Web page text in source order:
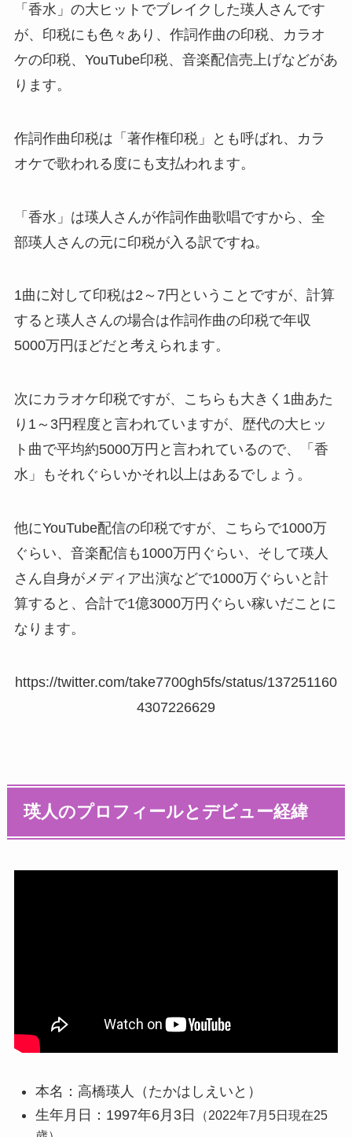
「香水」の大ヒットでブレイクした瑛人さんです
が、印税にも色々あり、作詞作曲の印税、カラオ
ケの印税、YouTube印税、音楽配信売上げなどがあ
ります。
作詞作曲印税は「著作権印税」とも呼ばれ、カラ
オケで歌われる度にも支払われます。
「香水」は瑛人さんが作詞作曲歌唱ですから、全
部瑛人さんの元に印税が入る訳ですね。
1曲に対して印税は2～7円ということですが、計算
すると瑛人さんの場合は作詞作曲の印税で年収
5000万円ほどだと考えられます。
次にカラオケ印税ですが、こちらも大きく1曲あた
り1～3円程度と言われていますが、歴代の大ヒッ
ト曲で平均約5000万円と言われているので、「香
水」もそれぐらいかそれ以上はあるでしょう。
他にYouTube配信の印税ですが、こちらで1000万
ぐらい、音楽配信も1000万円ぐらい、そして瑛人
さん自身がメディア出演などで1000万ぐらいと計
算すると、合計で1億3000万円ぐらい稼いだことに
なります。
https://twitter.com/take7700gh5fs/status/137251160
4307226629
瑛人のプロフィールとデビュー経緯
本名：高橋瑛人（たかはしえいと）
生年月日：1997年6月3日
（2022年7月5日現在25